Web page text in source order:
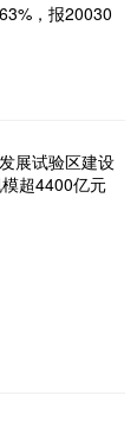
，报20030
展试验区建设
超4400亿元